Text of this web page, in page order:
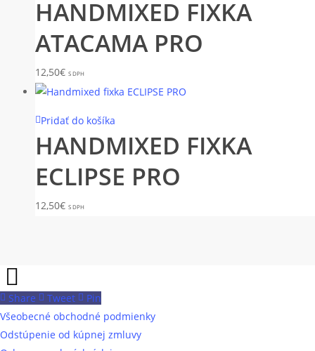
HANDMIXED FIXKA
ATACAMA PRO
12,50€ S DPH
Pridať do košíka
HANDMIXED FIXKA
ECLIPSE PRO
12,50€ S DPH
Share Tweet
Pin
Všeobecné obchodné podmienky
Odstúpenie od kúpnej zmluvy